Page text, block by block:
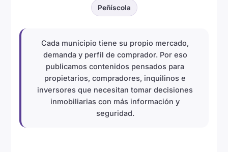
Peñíscola
Cada municipio tiene su propio mercado,
demanda y perfil de comprador. Por eso
publicamos contenidos pensados para
propietarios, compradores, inquilinos e
inversores que necesitan tomar decisiones
inmobiliarias con más información y
seguridad.